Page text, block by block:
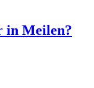
in Meilen?